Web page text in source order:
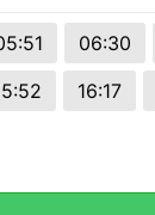
06:30
16:17